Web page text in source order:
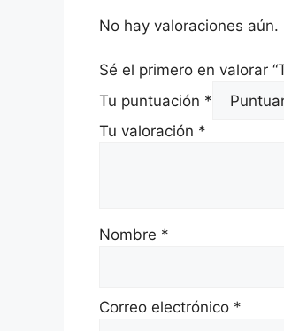
No hay valoraciones aún.
Sé el primero en valorar
Tu puntuación *
Tu valoración *
Nombre *
Correo electrónico *